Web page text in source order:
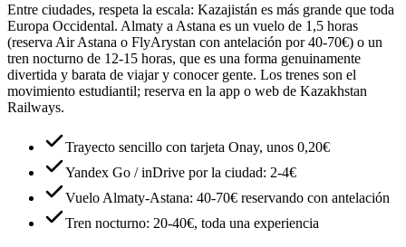
Entre ciudades, respeta la escala: Kazajistán es más grande que toda
Europa Occidental. Almaty a Astana es un vuelo de 1,5 horas
(reserva Air Astana o FlyArystan con antelación por 40-70€) o un
tren nocturno de 12-15 horas, que es una forma genuinamente
divertida y barata de viajar y conocer gente. Los trenes son el
movimiento estudiantil; reserva en la app o web de Kazakhstan
Railways.
Trayecto sencillo con tarjeta Onay, unos 0,20€
Yandex Go / inDrive por la ciudad: 2-4€
Vuelo Almaty-Astana: 40-70€ reservando con antelación
Tren nocturno: 20-40€, toda una experiencia